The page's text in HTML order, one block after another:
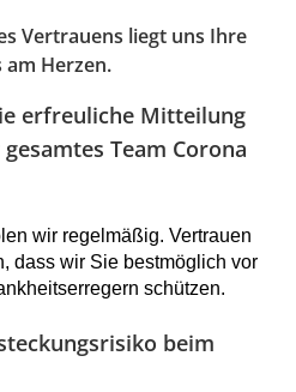
Vertrauens liegt uns Ihre
Herzen.
erfreuliche Mitteilung
Team Corona
wir regelmäßig. Vertrauen
dass wir Sie bestmöglich vor
schützen.
beim